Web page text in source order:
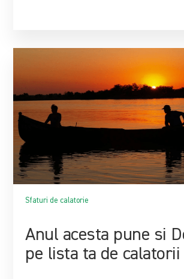
Sfaturi de calatorie
Anul acesta pune si
pe lista ta de calatorii